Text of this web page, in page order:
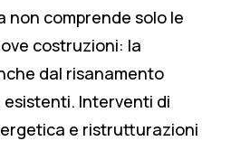
non comprende solo le
costruzioni: la
dal risanamento
Interventi di
e ristrutturazioni